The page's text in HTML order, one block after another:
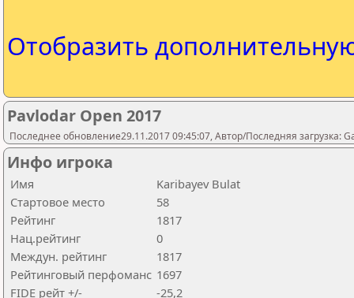
Отобразить
Pavlodar Open 2017
Последнее обновление29.11.2017 09:45:07, Автор/Последняя загрузка:
Инфо игрока
Имя
Karibayev Bulat
Стартовое место
58
Рейтинг
1817
Нац.рейтинг
0
Междун. рейтинг
1817
Рейтинговый перфоманс 1697
FIDE рейт +/-
-25,2